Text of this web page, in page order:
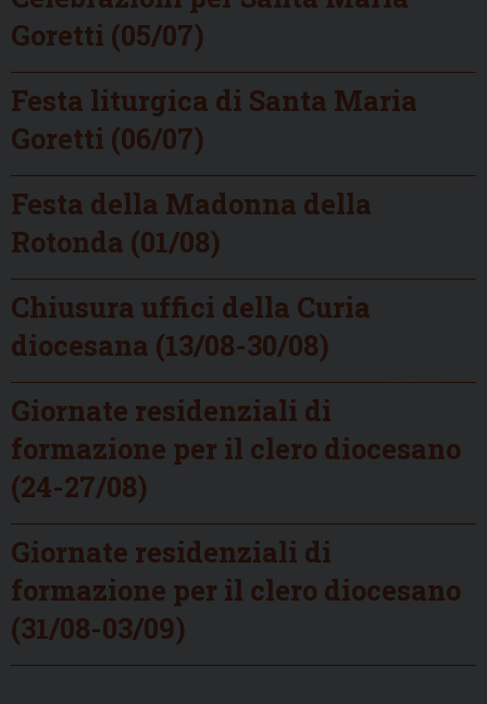
Goretti (05/07)
Festa liturgica di Santa Maria
Goretti (06/07)
Festa della Madonna della
Rotonda (01/08)
Chiusura uffici della Curia
diocesana (13/08-30/08)
Giornate residenziali di
formazione per il clero diocesano
(24-27/08)
Giornate residenziali di
formazione per il clero diocesano
(31/08-03/09)